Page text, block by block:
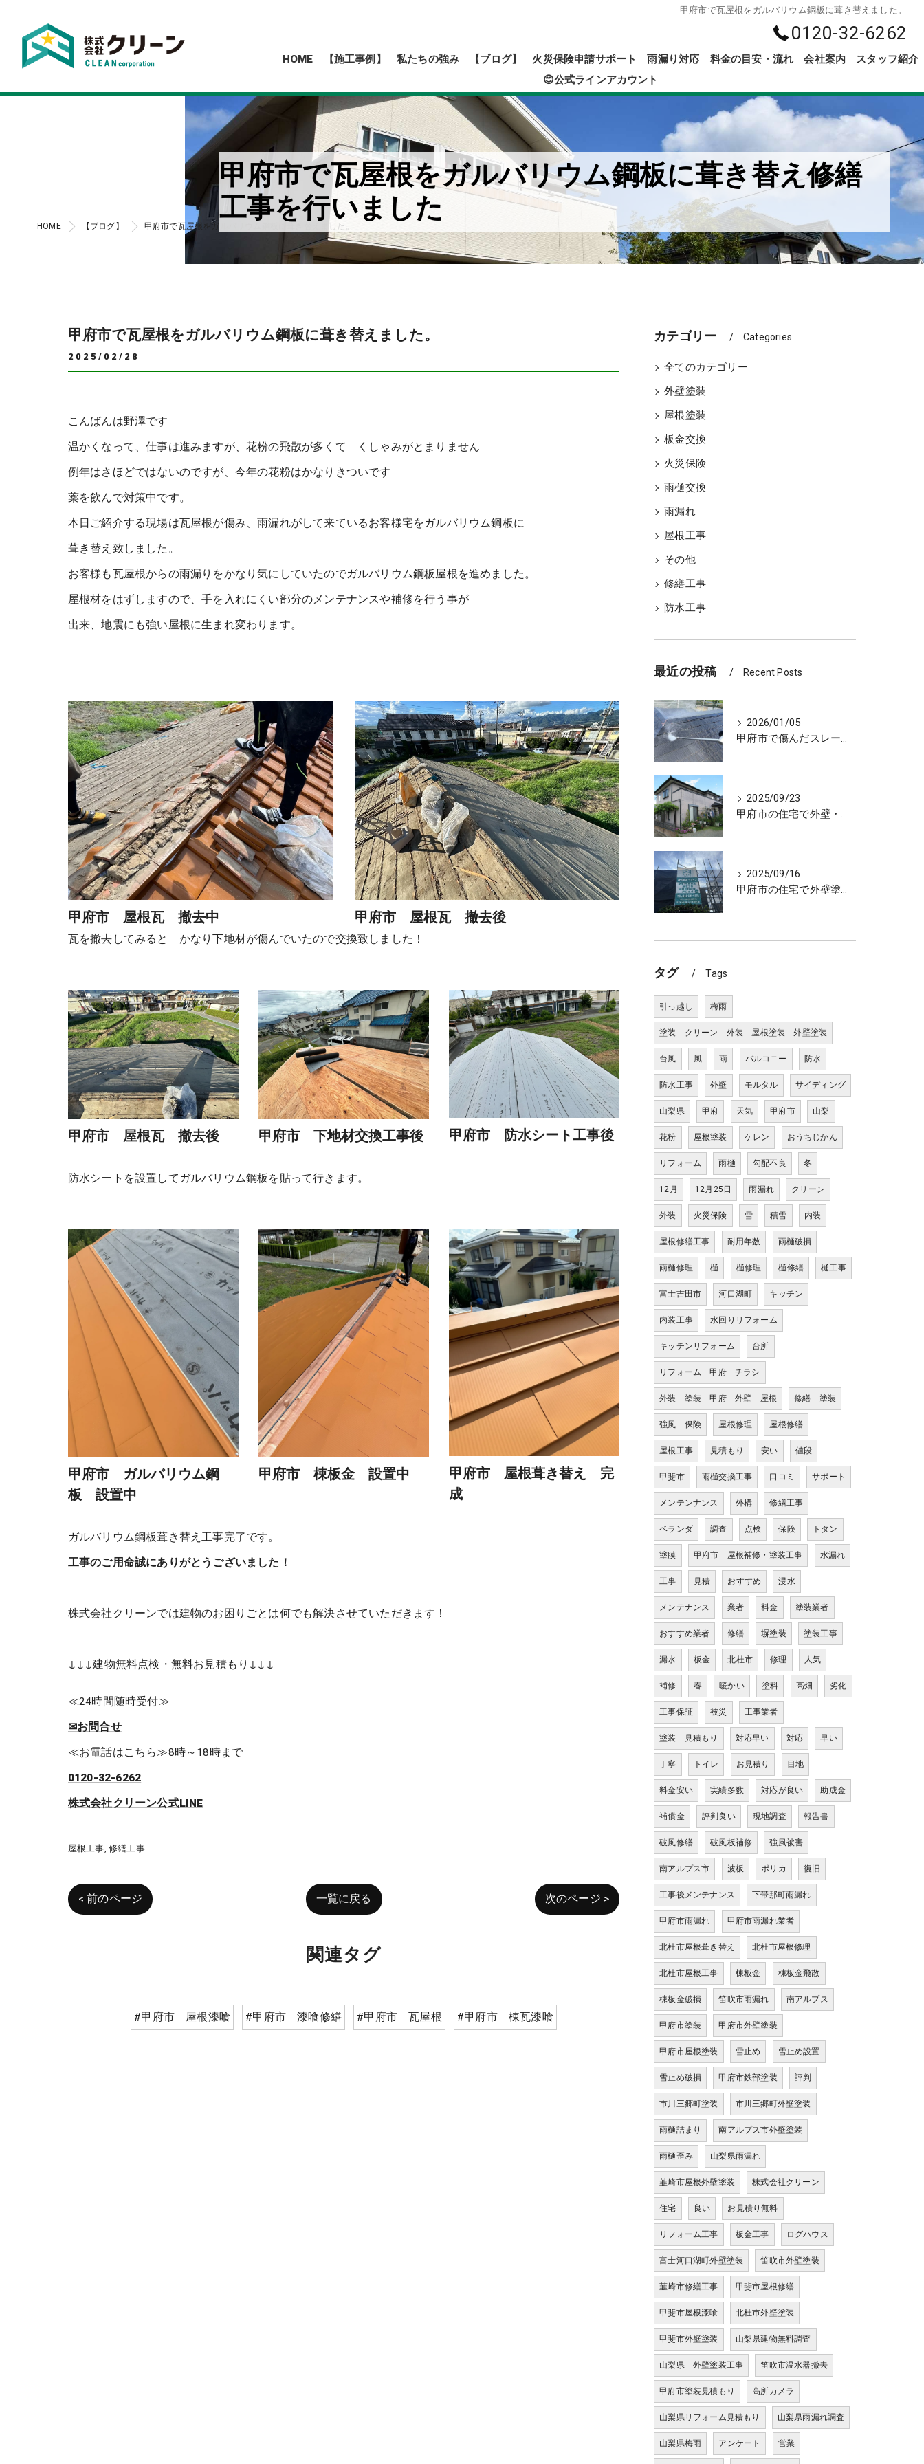
甲府市で瓦屋根をガルバリウム鋼板に葺き替えました。
0120-32-6262
HOME 【施工事例】 私たちの強み 【ブログ】 火災保険申請サポート 雨漏り対応 料金の目安・流れ 会社案内
スタッフ紹介
😊公式ラインアカウント
甲府市で瓦屋根をガルバリウム鋼板に葺き替え修繕
工事を行いました
HOME 【ブログ】 甲府市で瓦屋根をガルバリウム鋼板に葺き替えました。
甲府市で瓦屋根をガルバリウム鋼板に葺き替えました。
2025/02/28
こんばんは野澤です
温かくなって、仕事は進みますが、花粉の飛散が多くて くしゃみがとまりません
例年はさほどではないのですが、今年の花粉はかなりきついです
薬を飲んで対策中です。
本日ご紹介する現場は瓦屋根が傷み、雨漏れがして来ているお客様宅をガルバリウム鋼板に
葺き替え致しました。
お客様も瓦屋根からの雨漏りをかなり気にしていたのでガルバリウム鋼板屋根を進めました。
屋根材をはずしますので、手を入れにくい部分のメンテナンスや補修を行う事が
出来、地震にも強い屋根に生まれ変わります。
甲府市 屋根瓦 撤去中 甲府市 屋根瓦 撤去後
瓦を撤去してみると かなり下地材が傷んでいたので交換致しました！
甲府市 屋根瓦 撤去後 甲府市 下地材交換工事後 甲府市 防水シート工事後
防水シートを設置してガルバリウム鋼板を貼って行きます。
甲府市 ガルバリウム鋼
板 設置中
甲府市 棟板金 設置中
甲府市 屋根葺き替え 完
成
ガルバリウム鋼板葺き替え工事完了です。
工事のご用命誠にありがとうございました！
株式会社クリーンでは建物のお困りごとは何でも解決させていただきます！
↓↓↓建物無料点検・無料お見積もり↓↓↓
≪24時間随時受付≫
✉お問合せ
≪お電話はこちら≫8時～18時まで
0120-32-6262
株式会社クリーン公式LINE
屋根工事 修繕工事
< 前のページ 一覧に戻る 次のページ >
関連タグ
#甲府市 屋根漆喰 #甲府市 漆喰修繕 #甲府市 瓦屋根 #甲府市 棟瓦漆喰
カテゴリー Categories
全てのカテゴリー
外壁塗装
屋根塗装
板金交換
火災保険
雨樋交換
雨漏れ
屋根工事
その他
修繕工事
防水工事
最近の投稿 Recent Posts
2026/01/05
甲府市で傷んだスレート屋根をべスコロフィラーを下塗りし屋根塗装しました
2025/09/23
甲府市の住宅で外壁・谷板金の塗装工事を行ない、住宅が生まれ変わりました
2025/09/16
甲府市の住宅で外壁塗装工事に伴う足場設置、外壁の下処理を行いました。
タグ Tags
引っ越し 梅雨
塗装 クリーン 外装 屋根塗装 外壁塗装
台風 風 雨 バルコニー 防水
防水工事 外壁 モルタル サイディング
山梨県 甲府 天気 甲府市 山梨
花粉 屋根塗装 ケレン おうちじかん
リフォーム 雨樋 勾配不良 冬
12月 12月25日 雨漏れ クリーン
外装 火災保険 雪 積雪 内装
屋根修繕工事 耐用年数 雨樋破損
雨樋修理 樋 樋修理 樋修繕 樋工事
富士吉田市 河口湖町 キッチン
内装工事 水回りリフォーム
キッチンリフォーム 台所
リフォーム 甲府 チラシ
外装 塗装 甲府 外壁 屋根 修繕 塗装
強風 保険 屋根修理 屋根修繕
屋根工事 見積もり 安い 値段
甲斐市 雨樋交換工事 口コミ サポート
メンテンナンス 外構 修繕工事
ベランダ 調査 点検 保険 トタン
塗膜 甲府市 屋根補修・塗装工事 水漏れ
工事 見積 おすすめ 浸水
メンテナンス 業者 料金 塗装業者
おすすめ業者 修繕 塀塗装 塗装工事
漏水 板金 北杜市 修理 人気
補修 春 暖かい 塗料 高畑 劣化
工事保証 被災 工事業者
塗装 見積もり 対応早い 対応 早い
丁寧 トイレ お見積り 目地
料金安い 実績多数 対応が良い 助成金
補償金 評判良い 現地調査 報告書
破風修繕 破風板補修 強風被害
南アルプス市 波板 ポリカ 復旧
工事後メンテナンス 下帯那町雨漏れ
甲府市雨漏れ 甲府市雨漏れ業者
北杜市屋根葺き替え 北杜市屋根修理
北杜市屋根工事 棟板金 棟板金飛散
棟板金破損 笛吹市雨漏れ 南アルプス
甲府市塗装 甲府市外壁塗装
甲府市屋根塗装 雪止め 雪止め設置
雪止め破損 甲府市鉄部塗装 評判
市川三郷町塗装 市川三郷町外壁塗装
雨樋詰まり 南アルプス市外壁塗装
雨樋歪み 山梨県雨漏れ
韮崎市屋根外壁塗装 株式会社クリーン
住宅 良い お見積り無料
リフォーム工事 板金工事 ログハウス
富士河口湖町外壁塗装 笛吹市外壁塗装
韮崎市修繕工事 甲斐市屋根修繕
甲斐市屋根漆喰 北杜市外壁塗装
甲斐市外壁塗装 山梨県建物無料調査
山梨県 外壁塗装工事 笛吹市温水器撤去
甲府市塗装見積もり 高所カメラ
山梨県リフォーム見積もり 山梨県雨漏れ調査
山梨県梅雨 アンケート 営業